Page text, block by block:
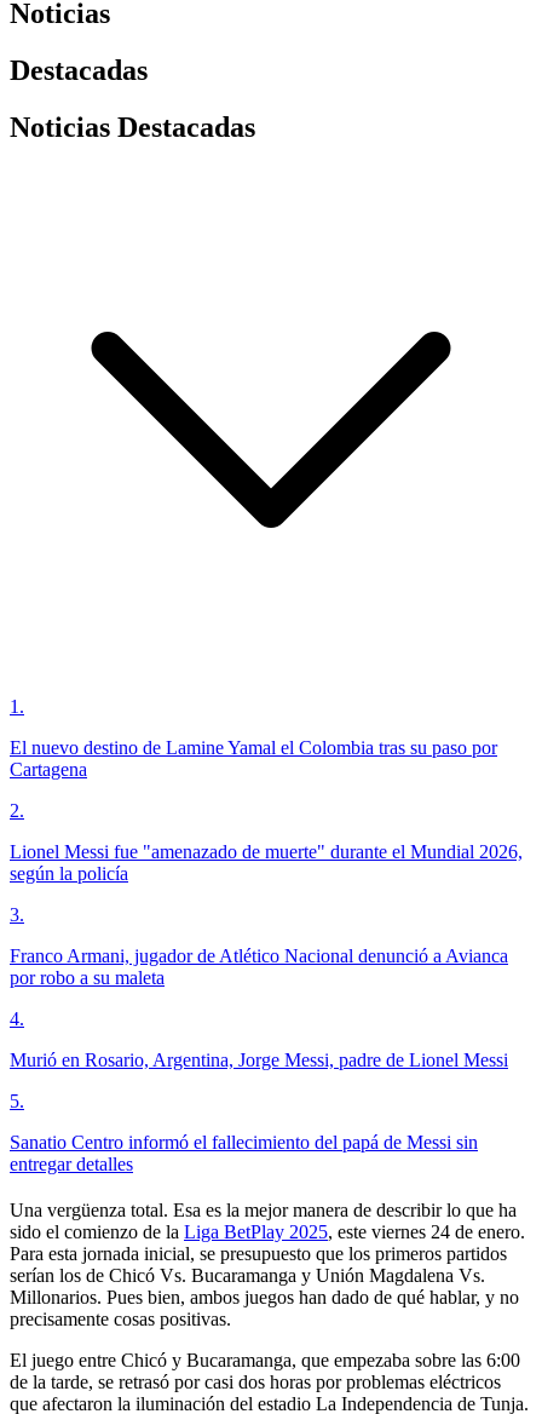
Noticias
Destacadas
Noticias Destacadas
1 .
El nuevo destino de Lamine Yamal el Colombia tras su paso por
Cartagena
2.
Lionel Messi fue "amenazado de muerte" durante el Mundial 2026,
según la policía
3.
Franco Armani, jugador de Atlético Nacional denunció a Avianca
por robo a su maleta
4.
Murió en Rosario, Argentina, Jorge Messi, padre de Lionel Messi
5.
Sanatio Centro informó el fallecimiento del papá de Messi sin
entregar detalles
Una vergüenza total. Esa es la mejor manera de describir lo que ha
sido el comienzo de la Liga BetPlay 2025, este viernes 24 de enero.
Para esta jornada inicial, se presupuesto que los primeros partidos
serían los de Chicó Vs. Bucaramanga y Unión Magdalena Vs.
Millonarios. Pues bien, ambos juegos han dado de qué hablar, y no
precisamente cosas positivas.
El juego entre Chicó y Bucaramanga, que empezaba sobre las 6:00
de la tarde, se retrasó por casi dos horas por problemas eléctricos
que afectaron la iluminación del estadio La Independencia de Tunja.